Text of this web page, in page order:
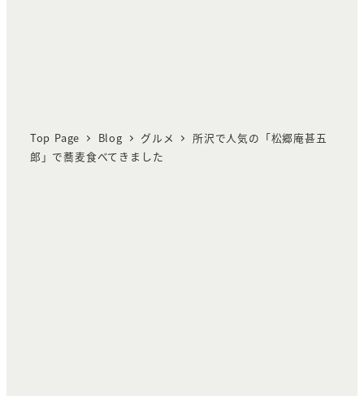
Top Page Blog グルメ
所沢で人気の「松郷庵甚五
郎」で蕎麦食べてきました